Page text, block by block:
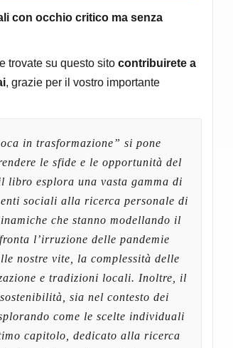
con occhio critico ma senza
trovate su questo sito contribuirete a
, grazie per il vostro importante
in trasformazione” si pone
le sfide e le opportunità del
esplora una vasta gamma di
sociali alla ricerca personale di
che stanno modellando il
l’irruzione delle pandemie
nostre vite, la complessità delle
e tradizioni locali. Inoltre, il
sia nel contesto dei
come le scelte individuali
capitolo, dedicato alla ricerca